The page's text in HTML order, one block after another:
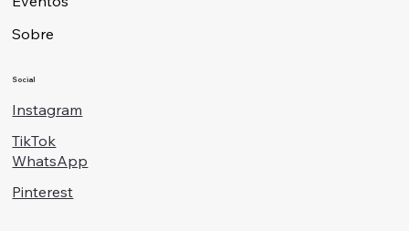
Sobre
Social
Instagram
TikTok
WhatsApp
Pinterest